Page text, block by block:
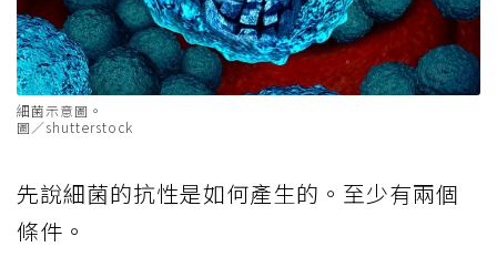
細菌示意圖。
圖／shutterstock
先說細菌的抗性是如何產生的。至少有兩個
條件。